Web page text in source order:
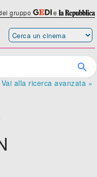
gruppo e
Vai alla ricerca avanzata »